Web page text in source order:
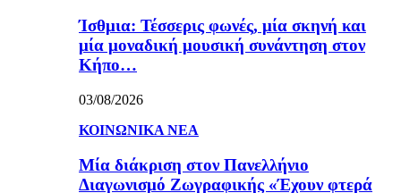
Ίσθμια: Τέσσερις φωνές, μία σκηνή και
μία μοναδική μουσική συνάντηση στον
Κήπο…
03/08/2026
ΚΟΙΝΩΝΙΚΑ ΝΕΑ
Μία διάκριση στον Πανελλήνιο
Διαγωνισμό Ζωγραφικής «Έχουν φτερά